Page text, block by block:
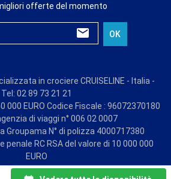
offerte del momento
OK
in crociere CRUISELINE - Italia -
Tel: 02 89 73 21 21
000 EURO Codice Fiscale : 96072370180
di viaggi n° 006 02 0007
Groupama N° di polizza 4000717380
penale RC RSA del valore di 10 000 000
EURO
2026 - all rights reserved